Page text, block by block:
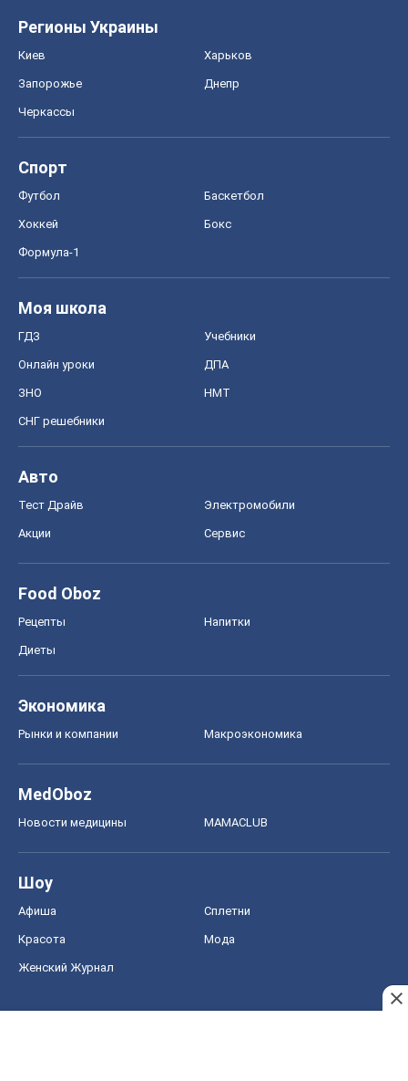
Регионы Украины
Киев Харьков
Запорожье Днепр
Черкассы
Спорт
Футбол Баскетбол
Хоккей Бокс
Формула-1
Моя школа
ГДЗ Учебники
Онлайн уроки ДПА
ЗНО НМТ
СНГ решебники
Авто
Тест Драйв Электромобили
Акции Сервис
Food Oboz
Рецепты Напитки
Диеты
Экономика
Рынки и компании Mакроэкономика
MedOboz
Новости медицины MAMACLUB
Шоу
Афиша Сплетни
Красота Мода
Женский Журнал